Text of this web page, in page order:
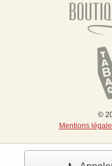
©
Mentions